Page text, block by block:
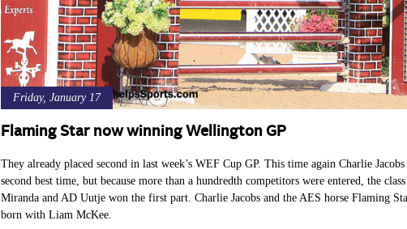
Friday, January 17
Flaming Star now winning Wellington GP
They already placed second in last week’s WEF Cup GP. This time again Charlie
second best time, but because more than a hundredth competitors were entered, the
Miranda and AD Uutje won the first part. Charlie Jacobs and the AES horse Flaming
born with Liam McKee.